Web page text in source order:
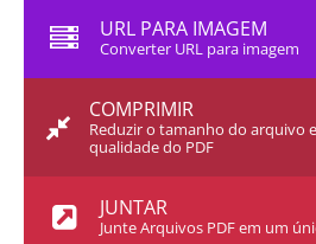
URL PARA IMAGEM
Converter URL para imagem
COMPRIMIR
Reduzir o tamanho do arquivo
qualidade do PDF
JUNTAR
Junte Arquivos PDF em um